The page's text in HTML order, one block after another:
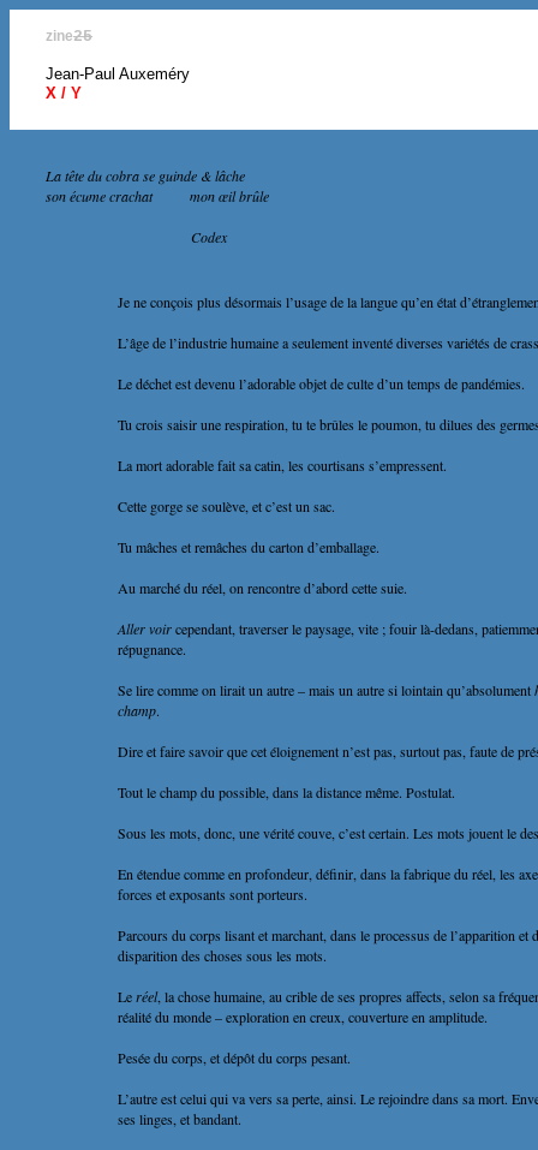
zine25
Jean-Paul Auxeméry
X / Y
La tête du cobra se guinde & lâche
son écume crachat
mon œil brûle
Codex
Je ne conçois plus désormais l’usage de la langue qu’en état
L’âge de l’industrie humaine a seulement inventé diverses variétés de
Le déchet est devenu l’adorable objet de culte d’un temps de pandémies.
Tu crois saisir une respiration, tu te brûles le poumon, tu dilues des
La mort adorable fait sa catin, les courtisans s’empressent.
Cette gorge se soulève, et c’est un sac.
Tu mâches et remâches du carton d’emballage.
Au marché du réel, on rencontre d’abord cette suie.
Aller voircependant, traverser le paysage, vite ; fouir là-dedans,
répugnance.
Se lire comme on lirait un autre – mais un autre si lointain qu’absolument
champ.
Dire et faire savoir que cet éloignement n’est pas, surtout pas, faute de
Tout le champ du possible, dans la distance même. Postulat.
Sous les mots, donc, une vérité couve, c’est certain. Les mots jouent le
En étendue comme en profondeur, définir, dans la fabrique du réel, les
forces et exposants sont porteurs.
Parcours du corps lisant et marchant, dans le processus de l’apparition et
disparition des choses sous les mots.
Le réel, la chose humaine, au crible de ses propres affects, selon sa
réalité du monde – exploration en creux, couverture en amplitude.
Pesée du corps, et dépôt du corps pesant.
L’autre est celui qui va vers sa perte, ainsi. Le rejoindre dans sa mort.
ses linges, et bandant.